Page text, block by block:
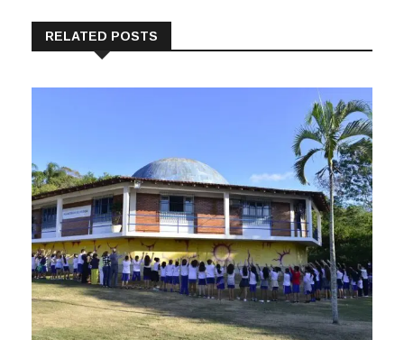
RELATED POSTS